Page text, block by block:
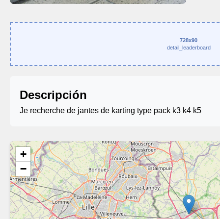
728x90
detail_leaderboard
Descripción
Je recherche de jantes de karting type pack k3 k4 k5
+
−